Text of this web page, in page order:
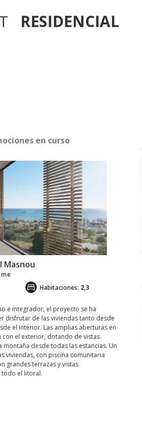
RESIDENCIAL
en curso
Masnou
Habitaciones: 2,3
e integrador, el proyecto se ha
disfrutar de las viviendas tanto desde
el interior. Las amplias aberturas en
con el exterior, dotando de vistas
montaña desde todas las estancias. Un
viviendas, con piscina comunitaria
grandes terrazas y vistas
el litoral.